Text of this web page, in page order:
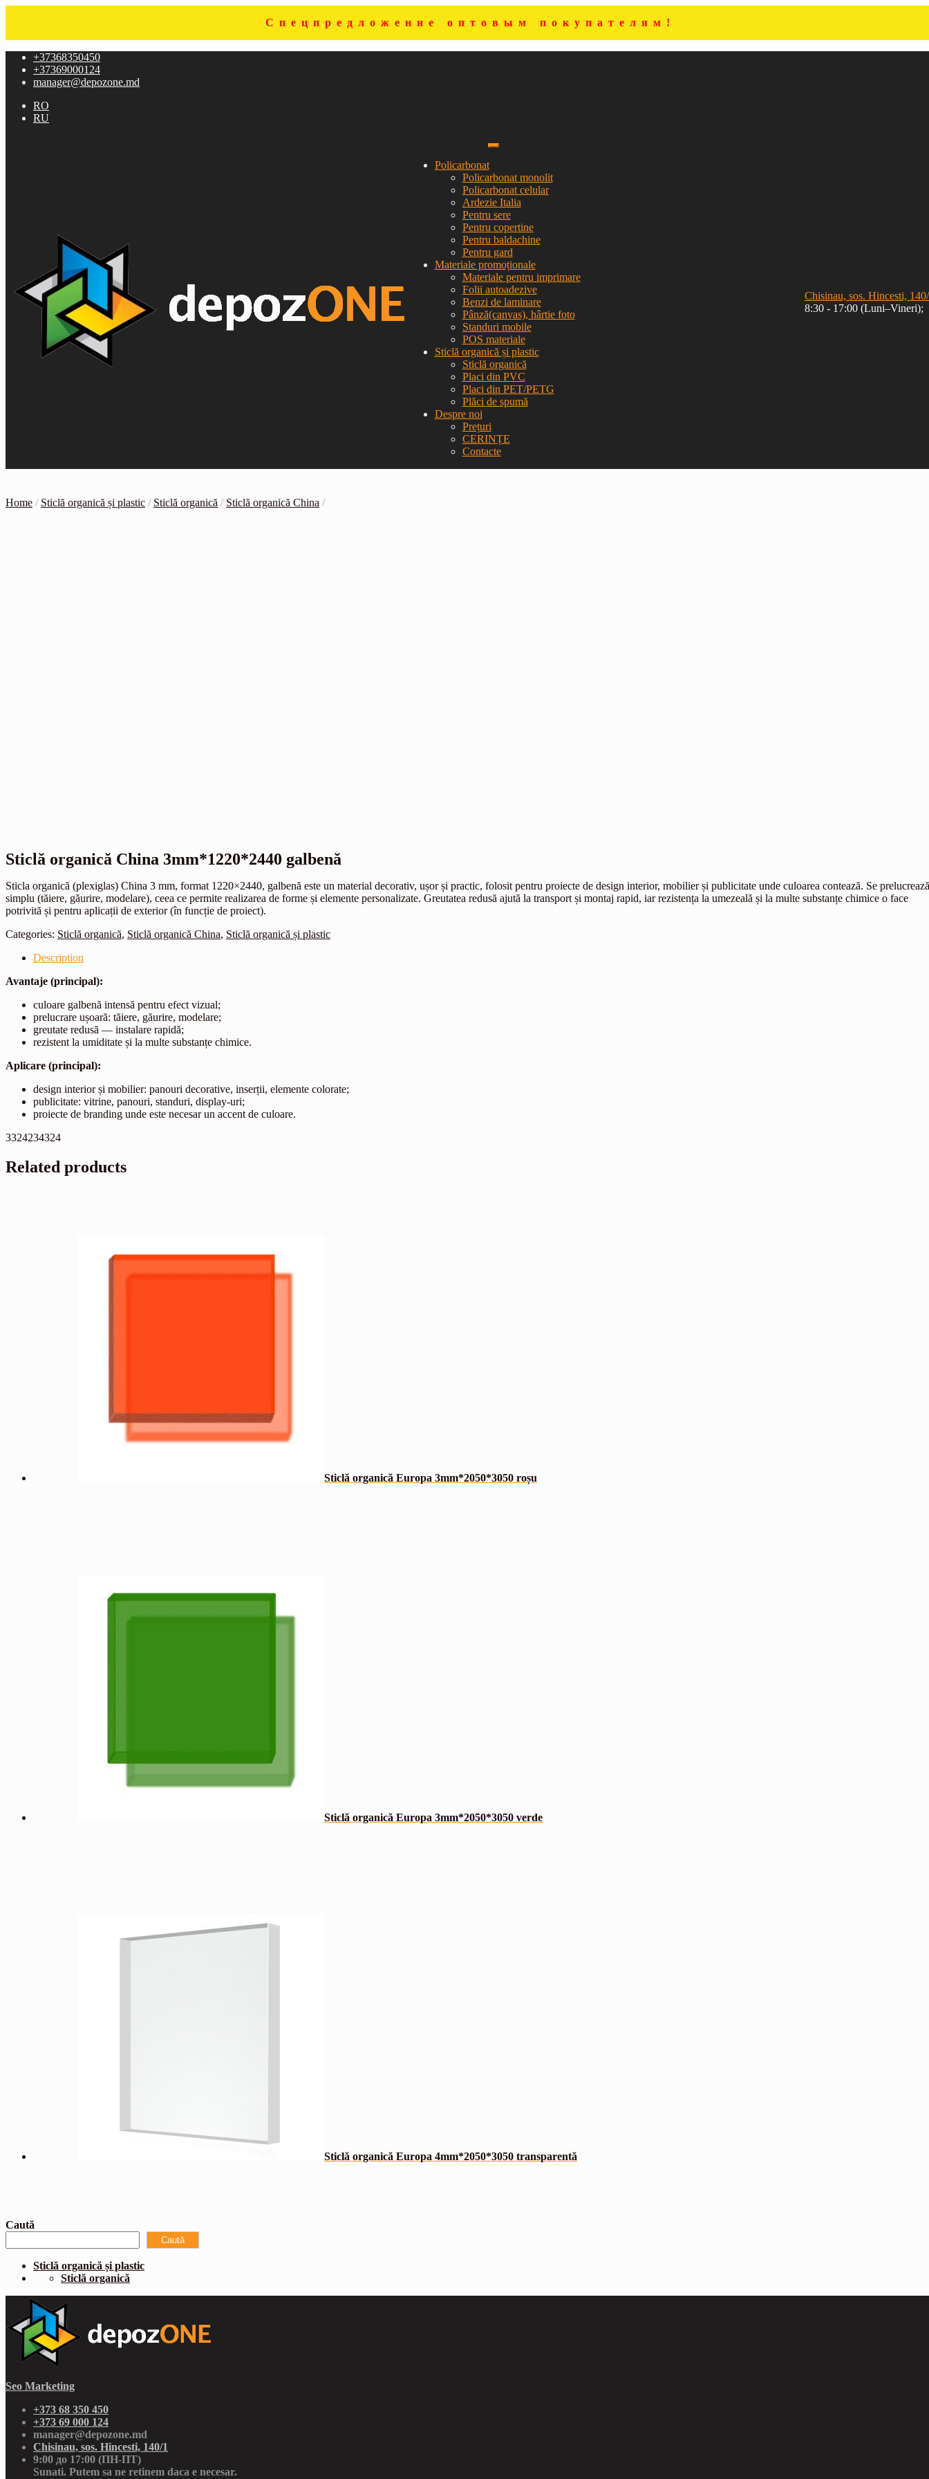
Спецпредложение оптовым покупателям!
navigare
conținut
+37368350450
+37369000124
manager@depozone.md
RO
RU
Policarbonat
Policarbonat monolit
Policarbonat celular
Ardezie Italia
Pentru sere
Pentru copertine
Pentru baldachine
Pentru gard
Materiale promoționale
Materiale pentru imprimare
Folii autoadezive
Benzi de laminare
Pânză(canvas), hârtie foto
Standuri mobile
POS materiale
Sticlă organică și plastic
Sticlă organică
Placi din PVC
Placi din PET/PETG
Plăci de spumă
Despre noi
Prețuri
CERINȚE
Contacte
Chisinau, sos. Hincesti,
8:30 - 17:00 (Luni–Vineri);
Home / Sticlă organică și plastic / Sticlă organică / Sticlă organică China /
Sticlă organică China 3mm*1220*2440 galbenă
Sticla organică (plexiglas) China 3 mm, format 1220×2440, galbenă este un material decorativ, ușor și practic, folosit pentru proiecte de design interior, mobilier și publicitate unde culoarea contează. Se prelucrează
simplu (tăiere, găurire, modelare), ceea ce permite realizarea de forme și elemente personalizate. Greutatea redusă ajută la transport și montaj rapid, iar rezistența la umezeală și la multe substanțe chimice o face
potrivită și pentru aplicații de exterior (în funcție de proiect).
Categories: Sticlă organică, Sticlă organică China, Sticlă organică și plastic
Description
Avantaje (principal):
culoare galbenă intensă pentru efect vizual;
prelucrare ușoară: tăiere, găurire, modelare;
greutate redusă — instalare rapidă;
rezistent la umiditate și la multe substanțe chimice.
Aplicare (principal):
design interior și mobilier: panouri decorative, inserții, elemente colorate;
publicitate: vitrine, panouri, standuri, display-uri;
proiecte de branding unde este necesar un accent de culoare.
3324234324
Related products
Sticlă organică Europa 3mm*2050*3050 roșu
Sticlă organică Europa 3mm*2050*3050 verde
Sticlă organică Europa 4mm*2050*3050 transparentă
Caută
Caută
Sticlă organică și plastic
Sticlă organică
Seo Marketing
+373 68 350 450
+373 69 000 124
manager@depozone.md
Chisinau, sos. Hincesti, 140/1
9:00 до 17:00 (ПН-ПТ)
Sunati. Putem sa ne retinem daca e necesar.